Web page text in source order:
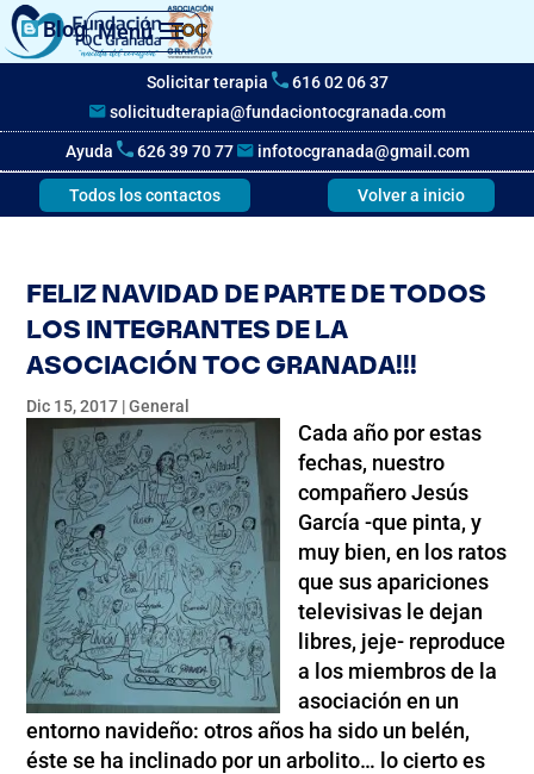
Blog Menú
Solicitar terapia
616 02 06 37
solicitudterapia@fundaciontocgranada.com
Ayuda 626 39 70 77 infotocgranada@gmail.com
Todos los contactos Volver a inicio
FELIZ NAVIDAD DE PARTE DE TODOS
LOS INTEGRANTES DE LA
ASOCIACIÓN TOC GRANADA!!!
Dic 15, 2017 |General
Cada año por estas
fechas, nuestro
compañero Jesús
García -que pinta, y
muy bien, en los ratos
que sus apariciones
televisivas le dejan
libres, jeje- reproduce
a los miembros de la
asociación en un
entorno navideño: otros años ha sido un belén,
éste se ha inclinado por un arbolito… lo cierto es